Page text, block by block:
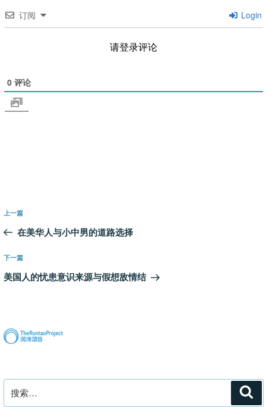
订阅 Login
请登录评论
0 评论
文
导
航
上
一
文
章
上一篇
在美华人与小中男的道路选择
下
一
下一篇
美国人的忧患意识来源与假想敌情结
索：